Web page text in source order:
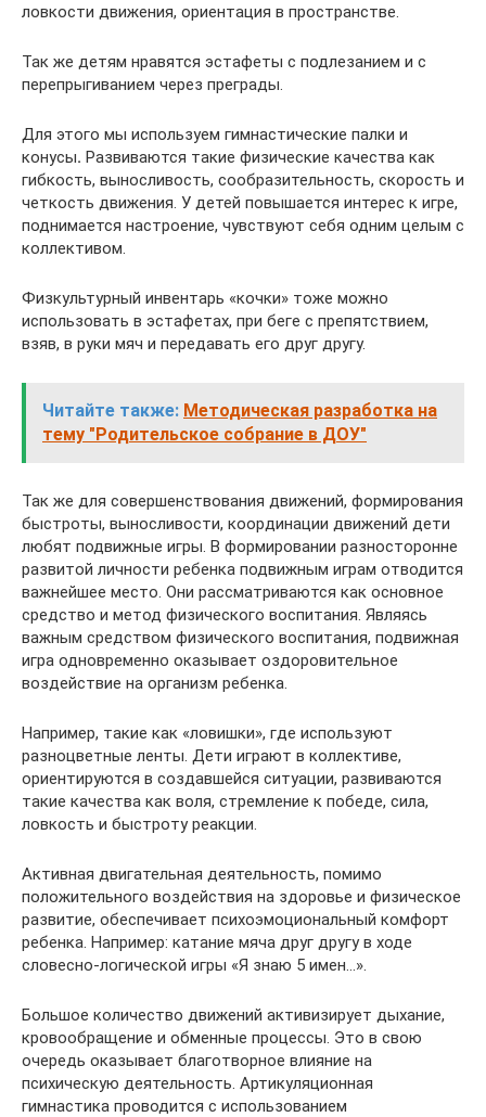
ловкости движения, ориентация в пространстве.
Так же детям нравятся эстафеты с подлезанием и с
перепрыгиванием через преграды.
Для этого мы используем гимнастические палки и
конусы. Развиваются такие физические качества как
гибкость, выносливость, сообразительность, скорость и
четкость движения. У детей повышается интерес к игре,
поднимается настроение, чувствуют себя одним целым с
коллективом.
Физкультурный инвентарь «кочки» тоже можно
использовать в эстафетах, при беге с препятствием,
взяв, в руки мяч и передавать его друг другу.
Читайте также: Методическая разработка на
тему "Родительское собрание в ДОУ"
Так же для совершенствования движений, формирования
быстроты, выносливости, координации движений дети
любят подвижные игры. В формировании разносторонне
развитой личности ребенка подвижным играм отводится
важнейшее место. Они рассматриваются как основное
средство и метод физического воспитания. Являясь
важным средством физического воспитания, подвижная
игра одновременно оказывает оздоровительное
воздействие на организм ребенка.
Например, такие как «ловишки», где используют
разноцветные ленты. Дети играют в коллективе,
ориентируются в создавшейся ситуации, развиваются
такие качества как воля, стремление к победе, сила,
ловкость и быстроту реакции.
Активная двигательная деятельность, помимо
положительного воздействия на здоровье и физическое
развитие, обеспечивает психоэмоциональный комфорт
ребенка. Например: катание мяча друг другу в ходе
словесно-логической игры «Я знаю 5 имен…».
Большое количество движений активизирует дыхание,
кровообращение и обменные процессы. Это в свою
очередь оказывает благотворное влияние на
психическую деятельность. Артикуляционная
гимнастика проводится с использованием